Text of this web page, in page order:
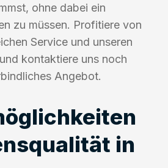
ohne dabei ein
zu müssen. Profitiere von
Service und unseren
kontaktiere uns noch
Angebot.
in